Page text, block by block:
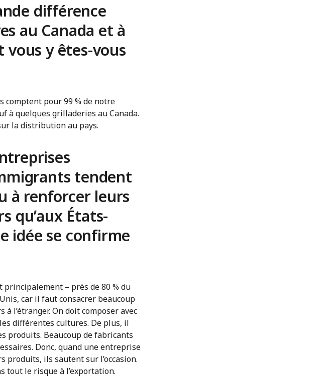
différence
au Canada et à
vous y êtes-vous
comptent pour 99 % de notre
à quelques grilladeries au Canada.
la distribution au pays.
tendent
à renforcer leurs
qu’aux États-
idée se confirme
– près de 80 % du
car il faut consacrer beaucoup
l’étranger. On doit composer avec
différentes cultures. De plus, il
produits. Beaucoup de fabricants
Donc, quand une entreprise
ils sautent sur l’occasion.
tout le risque à l’exportation.